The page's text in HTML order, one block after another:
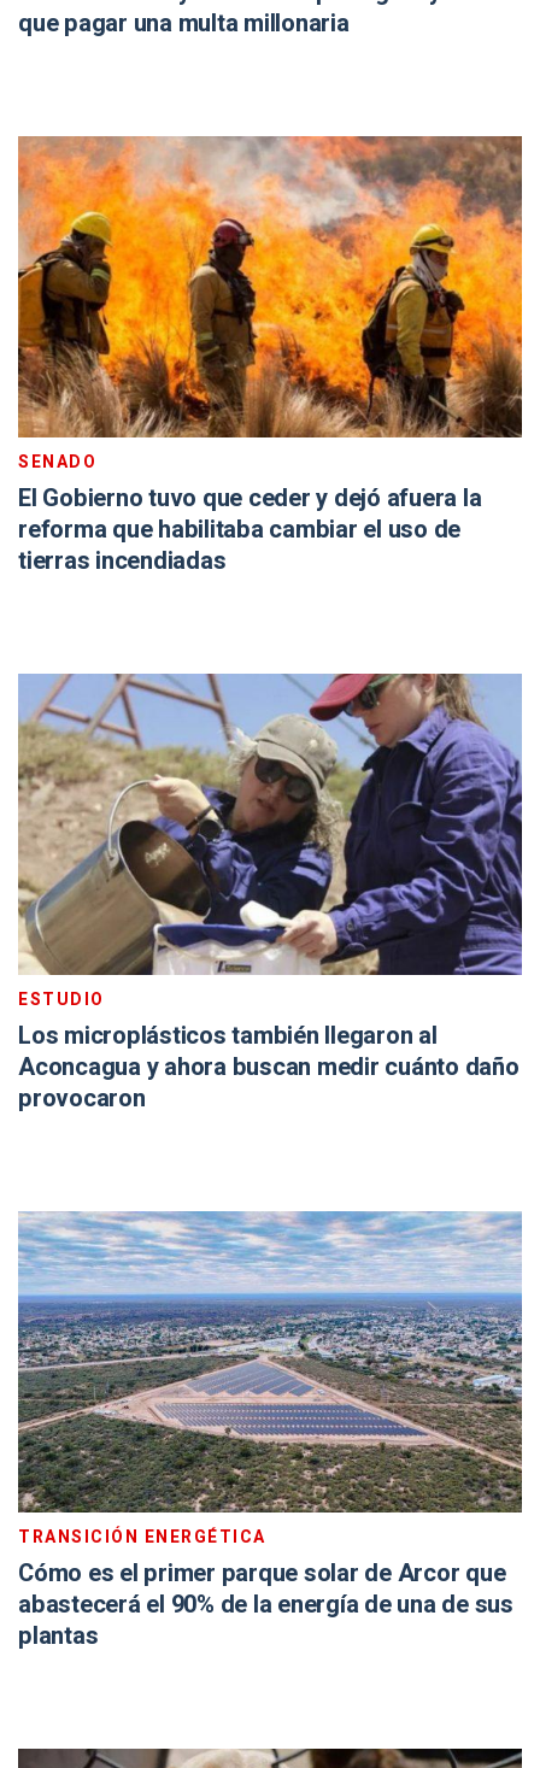
que pagar una multa millonaria
SENADO
El Gobierno tuvo que ceder y dejó afuera la
reforma que habilitaba cambiar el uso de
tierras incendiadas
ESTUDIO
Los microplásticos también llegaron al
Aconcagua y ahora buscan medir cuánto daño
provocaron
TRANSICIÓN ENERGÉTICA
Cómo es el primer parque solar de Arcor que
abastecerá el 90% de la energía de una de sus
plantas